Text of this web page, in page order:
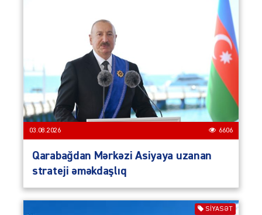
03.08.2026 6606
Qarabağdan Mərkəzi Asiyaya uzanan
strateji əməkdaşlıq
SIYASƏT